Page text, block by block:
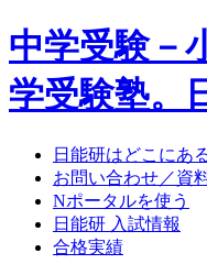
中学受験－
学受験塾。
日能研はどこにあ
お問い合わせ／資
Nポータルを使う
日能研 入試情報
合格実績